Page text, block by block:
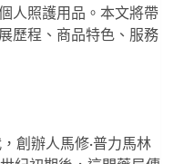
人照護用品。本文將帶
歷程、商品特色、服務
創辦人馬修·普力馬林